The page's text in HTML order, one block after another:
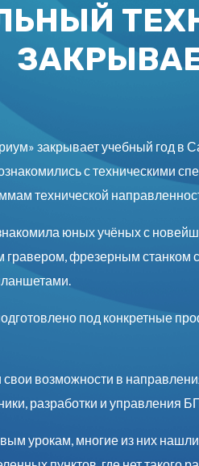
закрывает учебный год в
с техническими
технической
юных учёных с
гравером, фрезерным
под конкретные
свои возможности в
разработки и
урокам, многие из них